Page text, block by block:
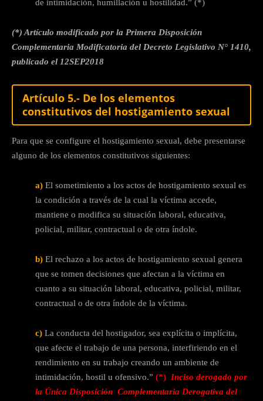
de intimidación, humillación u hostilidad.” (*)
(*) Artículo modificado por la Primera Disposición
Complementaria Modificatoria del Decreto Legislativo N° 1410,
publicado el 12SEP2018
Artículo 5.- De los elementos
constitutivos del hostigamiento sexual
Para que se configure el hostigamiento sexual, debe presentarse
alguno de los elementos constitutivos siguientes:
a) El sometimiento a los actos de hostigamiento sexual es
la condición a través de la cual la víctima accede,
mantiene o modifica su situación laboral, educativa,
policial, militar, contractual o de otra índole.
b) El rechazo a los actos de hostigamiento sexual genera
que se tomen decisiones que afectan a la víctima en
cuanto a su situación laboral, educativa, policial, militar,
contractual o de otra índole de la víctima.
c) La conducta del hostigador, sea explícita o implícita,
que afecte el trabajo de una persona, interfiriendo en el
rendimiento en su trabajo creando un ambiente de
intimidación, hostil u ofensivo.” (*) Inciso derogado por
la Única Disposición Complementaria Derogativa del